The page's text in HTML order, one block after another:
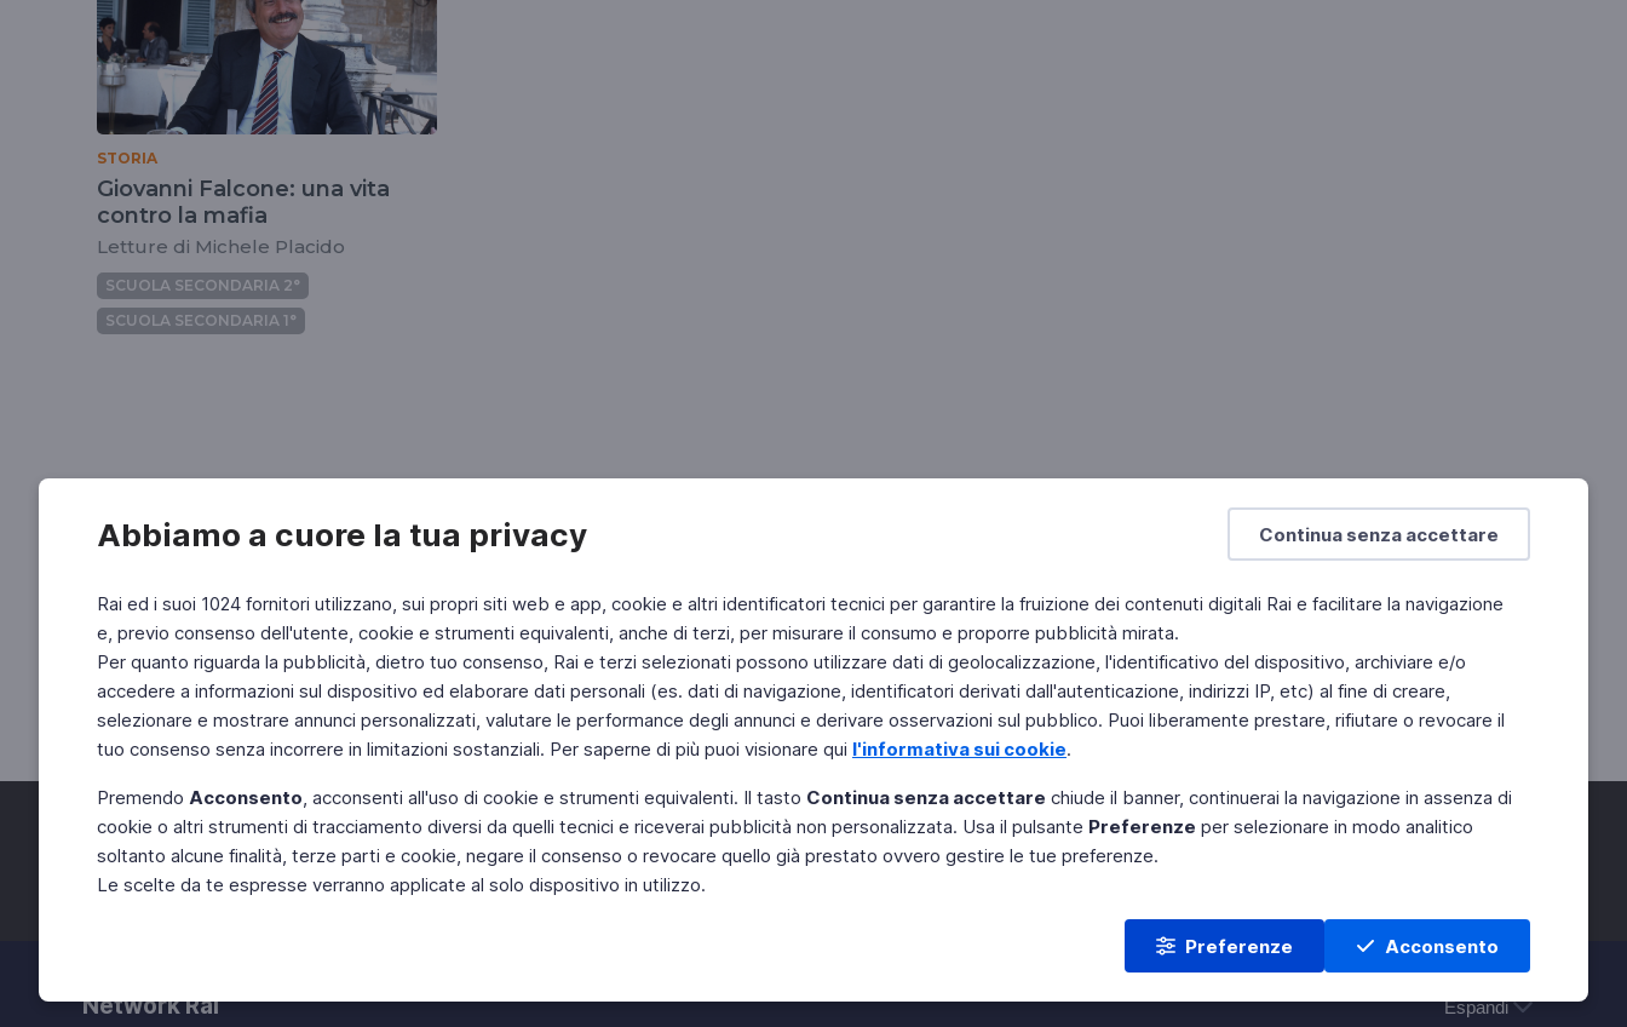
Continua senza accettare
Abbiamo a cuore la tua privacy
Rai ed i suoi 1024 fornitori utilizzano, sui propri siti web e app, cookie e altri identificatori tecnici per garantire la fruizione dei contenuti digitali Rai e facilitare la navigazione
e, previo consenso dell'utente, cookie e strumenti equivalenti, anche di terzi, per misurare il consumo e proporre pubblicità mirata.
Per quanto riguarda la pubblicità, dietro tuo consenso, Rai e terzi selezionati possono utilizzare dati di geolocalizzazione, l'identificativo del dispositivo, archiviare e/o
accedere a informazioni sul dispositivo ed elaborare dati personali (es. dati di navigazione, identificatori derivati dall'autenticazione, indirizzi IP, etc) al fine di creare,
selezionare e mostrare annunci personalizzati, valutare le performance degli annunci e derivare osservazioni sul pubblico. Puoi liberamente prestare, rifiutare o revocare il
tuo consenso senza incorrere in limitazioni sostanziali. Per saperne di più puoi visionare qui l'informativa sui cookie.
Premendo Acconsento, acconsenti all'uso di cookie e strumenti equivalenti. Il tasto Continua senza accettare chiude il banner, continuerai la navigazione in assenza di
cookie o altri strumenti di tracciamento diversi da quelli tecnici e riceverai pubblicità non personalizzata. Usa il pulsante Preferenze per selezionare in modo analitico
soltanto alcune finalità, terze parti e cookie, negare il consenso o revocare quello già prestato ovvero gestire le tue preferenze.
Le scelte da te espresse verranno applicate al solo dispositivo in utilizzo.
Preferenze Acconsento
micheleplacido
STORIA
Giovanni Falcone: una vita
contro la mafia
Letture di Michele Placido
SCUOLA SECONDARIA 2°
SCUOLA SECONDARIA 1°
Facebook Twitter Instagram